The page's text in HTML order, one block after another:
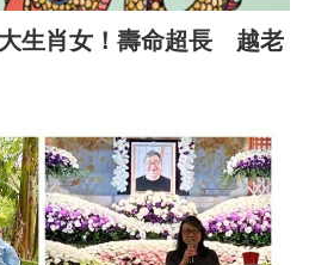
生肖女！壽命超長 越老